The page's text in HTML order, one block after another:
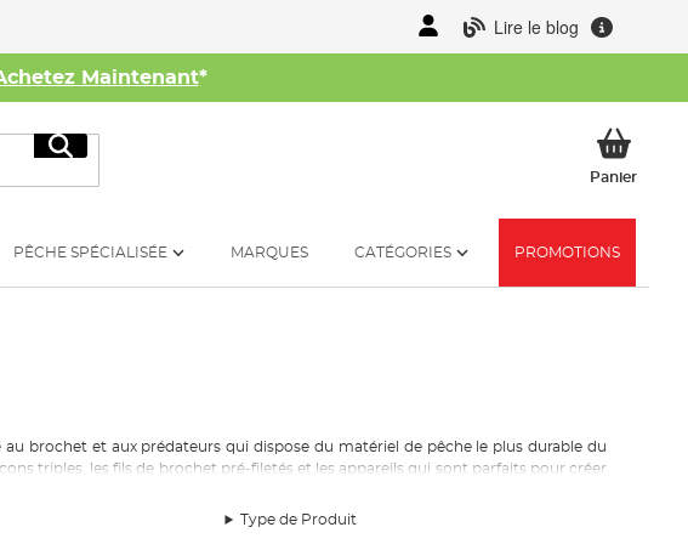
Lire le blog
Maintenant*
Rechercher
PanierMon
PÊCHE SPÉCIALISÉE MARQUES CATÉGORIES PROMOTIONS
au brochet et aux prédateurs qui dispose du matériel de pêche le plus durable du
triples, les fils de brochet pré-filetés et les appareils qui sont parfaits pour créer
dents acérées àeviter. Le pêcheur de prédateurs moderne
Type de Produit